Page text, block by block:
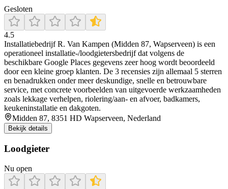
Gesloten
4.5
Installatiebedrijf R. Van Kampen (Midden 87, Wapserveen) is een
operationeel installatie-/loodgietersbedrijf dat volgens de
beschikbare Google Places gegevens zeer hoog wordt beoordeeld
door een kleine groep klanten. De 3 recensies zijn allemaal 5 sterren
en benadrukken onder meer deskundige, snelle en betrouwbare
service, met concrete voorbeelden van uitgevoerde werkzaamheden
zoals lekkage verhelpen, riolering/aan- en afvoer, badkamers,
keukeninstallatie en dakgoten.
Midden 87, 8351 HD Wapserveen, Nederland
Bekijk details
Loodgieter
Nu open